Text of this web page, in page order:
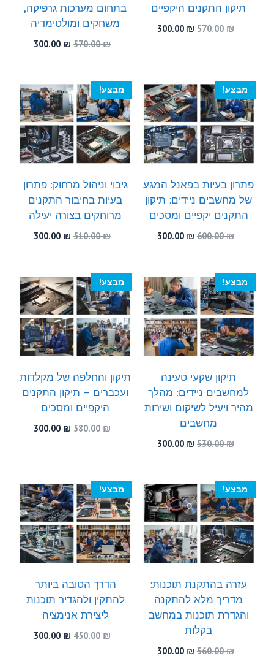
תיקון התקנים היקפיים
570.00₪
המחיר
300.00 ₪
בתחום מערכות גרפיקה,
משחקים ומולטימדיה
570.00₪
המחיר
570.00 ₪.
300.00 ₪
המחיר
300.00 ₪.
מבצע!
פתרון בעיות בפאנל המגע
של מחשבים ניידים: תיקון
התקנים יקפיים ומסכים
600.00₪
המחיר
600.00 ₪.
300.00 ₪
300.00 ₪.
מבצע!
גיבוי וניהול מרחוק: פתרון
בעיות בחיבור התקנים
מרוחקים בצורה יעילה
510.00₪
המחיר
510.00 ₪.
300.00 ₪
המחיר
300.00 ₪.
מבצע!
תיקון שקעי טעינה
למחשבים ניידים: מהלך
מהיר ויעיל לשיקום ושירות
מחשבים
530.00₪
המחיר
530.00 ₪.
300.00 ₪
300.00 ₪.
מבצע!
תיקון והחלפה של מקלדות
ועכברים – תיקון התקנים
היקפיים ומסכים
580.00₪
המחיר
300.00 ₪
המחיר
מבצע!
עזרה בהתקנת תוכנות:
מדריך מלא להתקנה
והגדרת תוכנות במחשב
בקלות
560.00₪
המחיר
300.00 ₪
מבצע!
הדרך הטובה ביותר
להתקין ולהגדיר תוכנות
ליצירת אנימציה
450.00₪
המחיר
300.00 ₪
המחיר